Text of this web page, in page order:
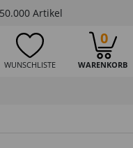
Artikel
WUNSCHLISTE WARENKORB
0